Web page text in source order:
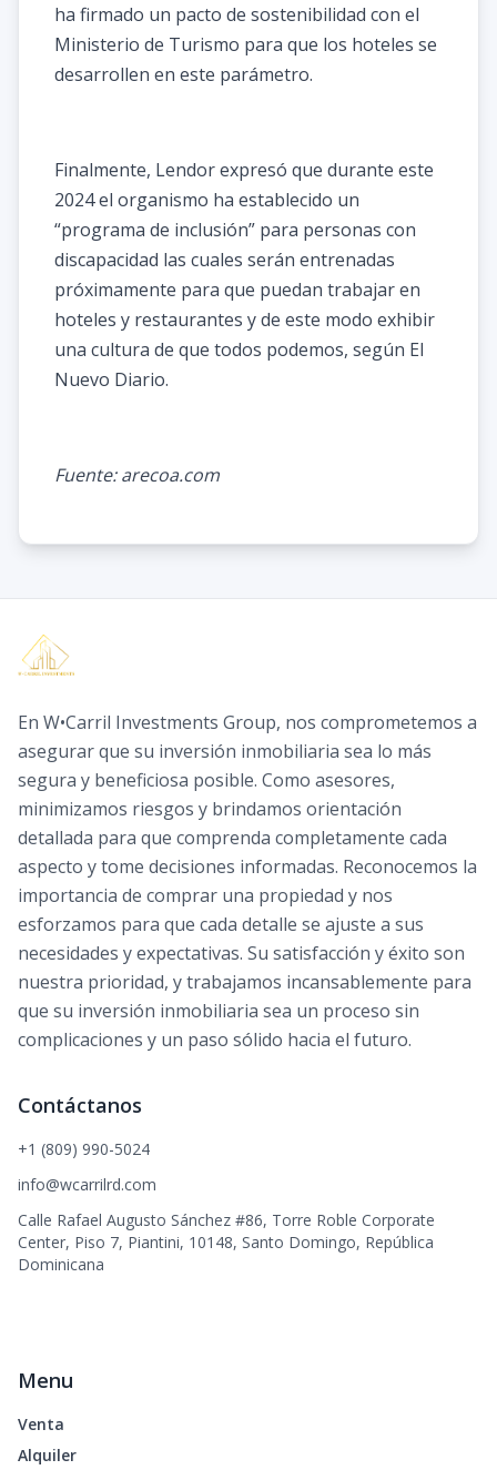
ha firmado un pacto de sostenibilidad con el
Ministerio de Turismo para que los hoteles se
desarrollen en este parámetro.
Finalmente, Lendor expresó que durante este
2024 el organismo ha establecido un
“programa de inclusión” para personas con
discapacidad las cuales serán entrenadas
próximamente para que puedan trabajar en
hoteles y restaurantes y de este modo exhibir
una cultura de que todos podemos, según El
Nuevo Diario.
Fuente: arecoa.com
En W•Carril Investments Group, nos comprometemos a
asegurar que su inversión inmobiliaria sea lo más
segura y beneficiosa posible. Como asesores,
minimizamos riesgos y brindamos orientación
detallada para que comprenda completamente cada
aspecto y tome decisiones informadas. Reconocemos la
importancia de comprar una propiedad y nos
esforzamos para que cada detalle se ajuste a sus
necesidades y expectativas. Su satisfacción y éxito son
nuestra prioridad, y trabajamos incansablemente para
que su inversión inmobiliaria sea un proceso sin
complicaciones y un paso sólido hacia el futuro.
Contáctanos
+1 (809) 990-5024
info@wcarrilrd.com
Calle Rafael Augusto Sánchez #86, Torre Roble Corporate
Center, Piso 7, Piantini, 10148, Santo Domingo, República
Dominicana
Menu
Venta
Alquiler